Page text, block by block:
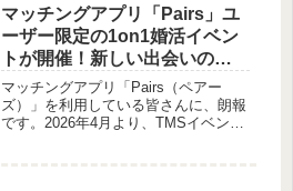
が明らかになりました。賢作が、この
興味深い調査結果を深掘りし、あなた
の恋愛におけるヒントを提案します。
マッチングアプリ「Pairs」ユ
ーザー限定の1on1婚活イベン
トが開催！新しい出会いの形
をご提案
マッチングアプリ「Pairs（ペアー
ズ）」を利用している皆さんに、朗報
です。2026年4月より、TMSイベント